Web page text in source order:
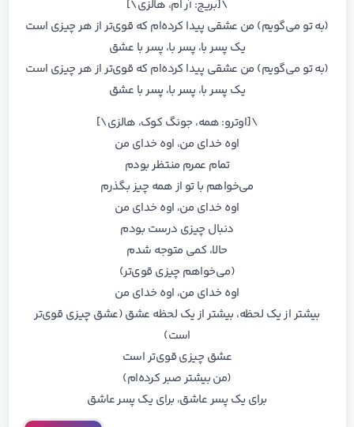
\[بریج: آر ام، هالزی\]
(به تو می‌گویم) من عشقی پیدا کرده‌ام که قوی‌تر از هر چیزی است
یک پسر با، پسر با، پسر با عشق
(به تو می‌گویم) من عشقی پیدا کرده‌ام که قوی‌تر از هر چیزی است
یک پسر با، پسر با، پسر با عشق
\[اوترو: همه، جونگ کوک، هالزی\]
اوه خدای من، اوه خدای من
تمام عمرم منتظر بودم
می‌خواهم با تو از همه چیز بگذرم
اوه خدای من، اوه خدای من
دنبال چیزی درست بودم
حالا، کمی متوجه شدم
(می‌خواهم چیزی قوی‌تر)
اوه خدای من، اوه خدای من
بیشتر از یک لحظه، بیشتر از یک لحظه عشق (عشق چیزی قوی‌تر
است)
عشق چیزی قوی‌تر است
(من بیشتر صبر کرده‌ام)
برای یک پسر عاشق، برای یک پسر عاشق